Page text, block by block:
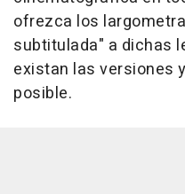
ofrezca los
subtitulada" a dichas
existan las versiones
posible.